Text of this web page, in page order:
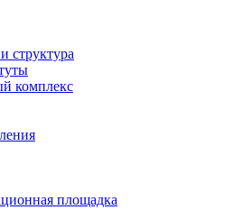
структура
комплекс
площадка